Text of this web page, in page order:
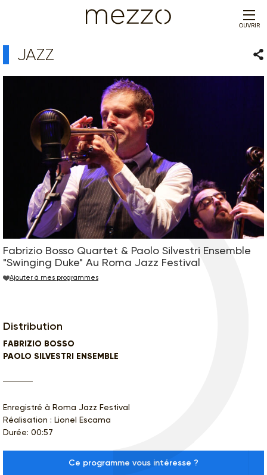
OUVRIR
JAZZ
Fabrizio Bosso Quartet & Paolo Silvestri Ensemble
"Swinging Duke" Au Roma Jazz Festival
Ajouter à mes programmes
Distribution
FABRIZIO BOSSO
PAOLO SILVESTRI ENSEMBLE
Enregistré à Roma Jazz Festival
Réalisation : Lionel Escama
Durée: 00:57
Ce programme vous intéresse ?